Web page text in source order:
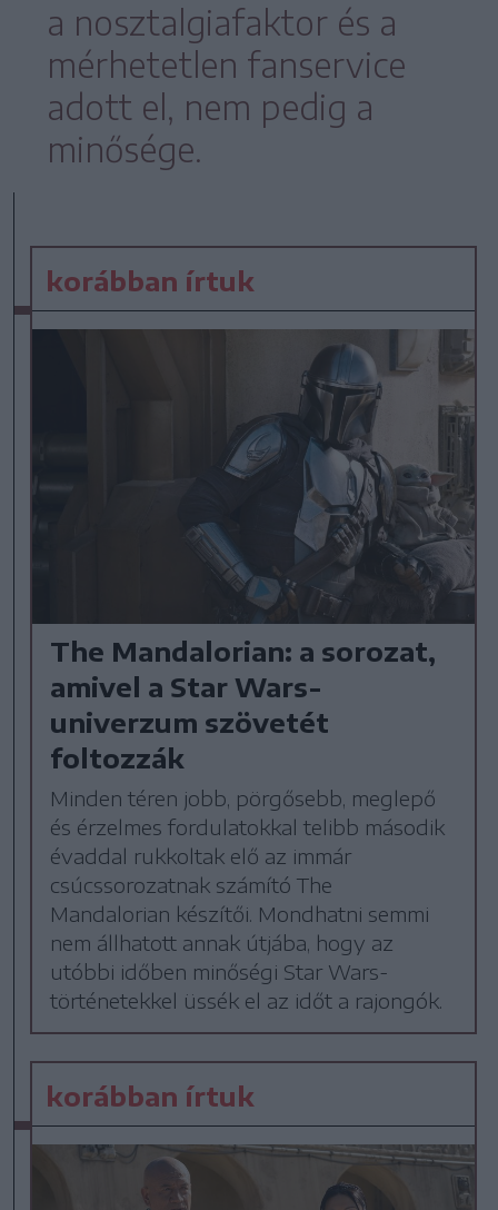
a nosztalgiafaktor és a
mérhetetlen fanservice
adott el, nem pedig a
minősége.
korábban írtuk
The Mandalorian: a sorozat,
amivel a Star Wars-
univerzum szövetét
foltozzák
Minden téren jobb, pörgősebb, meglepő
és érzelmes fordulatokkal telibb második
évaddal rukkoltak elő az immár
csúcssorozatnak számító The
Mandalorian készítői. Mondhatni semmi
nem állhatott annak útjába, hogy az
utóbbi időben minőségi Star Wars-
történetekkel üssék el az időt a rajongók.
korábban írtuk